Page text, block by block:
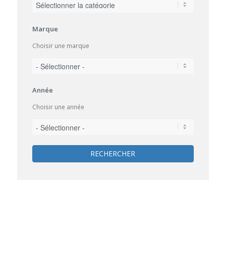
Marque
Choisir une marque
Année
Choisir une année
RECHERCHER